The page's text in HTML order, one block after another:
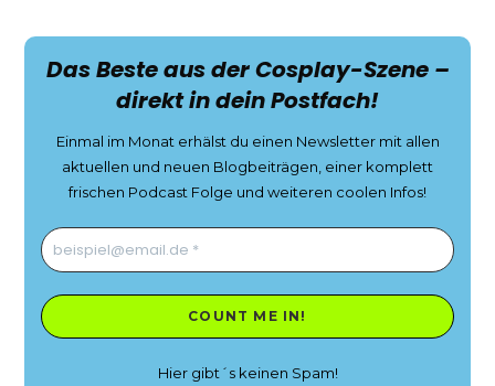
Das Beste aus der Cosplay-Szene –
direkt in dein Postfach!
Einmal im Monat erhälst du einen Newsletter mit allen
aktuellen und neuen Blogbeiträgen, einer komplett
frischen Podcast Folge und weiteren coolen Infos!
Hier gibt´s keinen Spam!